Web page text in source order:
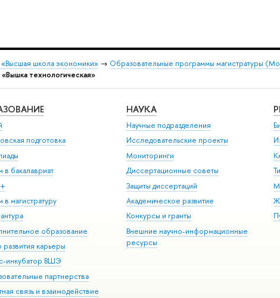
школа экономики» → Образовательные программы магистратуры
«Вышка технологическая»
подготовка
в бакалавриат
в магистратуру
образование
развития карьеры
инкубатор ВШЭ
партнерства
связь и взаимодействие
НАУКА
Научные подразделения
Исследовательские проекты
Мониторинги
Диссертационные советы
Защиты диссертаций
Академическое развитие
Конкурсы и гранты
Внешние научно-информационные
ресурсы